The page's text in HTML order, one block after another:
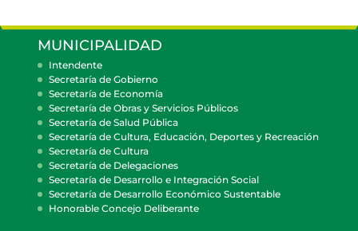
MUNICIPALIDAD
Intendente
Secretaría de Gobierno
Secretaría de Economía
Secretaría de Obras y Servicios Públicos
Secretaría de Salud Pública
Secretaría de Cultura, Educación, Deportes y Recreación
Secretaría de Cultura
Secretaría de Delegaciones
Secretaría de Desarrollo e Integración Social
Secretaría de Desarrollo Económico Sustentable
Honorable Concejo Deliberante